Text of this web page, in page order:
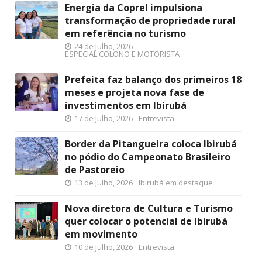
Energia da Coprel impulsiona
transformação de propriedade rural
em referência no turismo
24 de Julho, 2026
ESPECIAL COLONO E MOTORISTA
Prefeita faz balanço dos primeiros 18
meses e projeta nova fase de
investimentos em Ibirubá
17 de Julho, 2026 Entrevista
Border da Pitangueira coloca Ibirubá
no pódio do Campeonato Brasileiro
de Pastoreio
13 de Julho, 2026 Ibirubá em destaque
Nova diretora de Cultura e Turismo
quer colocar o potencial de Ibirubá
em movimento
10 de Julho, 2026 Entrevista